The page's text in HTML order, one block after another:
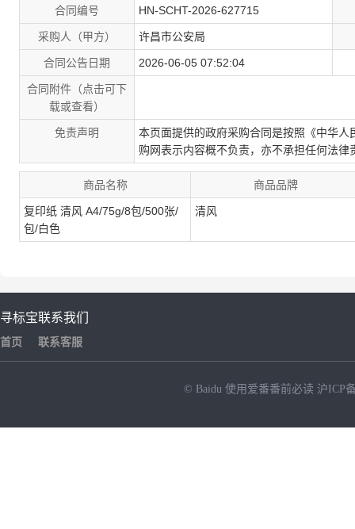
合同编号 HN-SCHT-2026-627715
采购人（甲方） 许昌市公安局
合同公告日期 2026-06-05 07:52:04
合同附件（点击可下
载或查看）
免责声明
本页面提供的政府采购合同是按照《中华
购网表示内容概不负责，亦不承担任何法律
商品名称 商品品牌
复印纸 清风 A4/75g/8包/500张/
包/白色
清风
寻标宝
首页
联系我们
联系客服
© Baidu 使用爱番番前必读 沪ICP